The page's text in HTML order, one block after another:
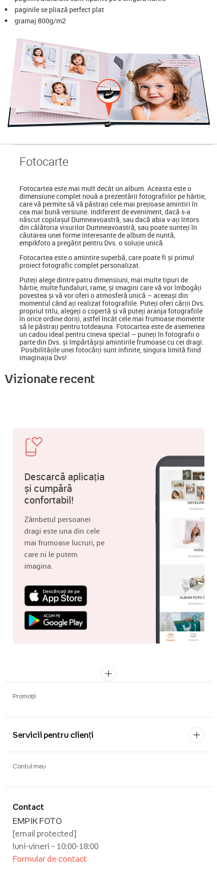
paginile se pliază perfect plat
gramaj 800g/m2
Fotocarte
Fotocartea este mai mult decât un album. Aceasta este o
dimensiune complet nouă a prezentării fotografiilor pe hârtie,
care vă permite să vă păstrați cele mai prețioase amintiri în
cea mai bună versiune. Indiferent de eveniment, dacă s-a
născut copilașul Dumneavoastră, sau dacă abia v-ați întors
din călătoria visurilor Dumneavoastră, sau poate sunteți în
căutarea unei forme interesante de album de nuntă,
empikfoto a pregătit pentru Dvs. o soluție unică.
Fotocartea este o amintire superbă, care poate fi și primul
proiect fotografic complet personalizat.
Puteți alege dintre patru dimensiuni, mai multe tipuri de
hârtie, multe fundaluri, rame, și imagini care vă vor îmbogăți
povestea și vă vor oferi o atmosferă unică – aceeași din
momentul când ați realizat fotografiile. Puteți oferi cărții Dvs.
propriul titlu, alegeți o copertă și vă puteți aranja fotografiile
în orice ordine doriți, astfel încât cele mai frumoase momente
să le păstrați pentru totdeauna. Fotocartea este de asemenea
un cadou ideal pentru cineva special – puneți în fotografii o
parte din Dvs. și împărtășiși amintirile frumoase cu cei dragi.
Posibilitățile unei fotocărți sunt infinite, singura limită fiind
imaginația Dvs!
Vizionate recent
Descarcă aplicația
și cumpără
confortabil!
Zâmbetul persoanei
dragi este una din cele
mai frumoase lucruri, pe
care ni le putem
imagina.
Promoții
Servicii pentru clienți
Contact
EMPIK FOTO
[email protected]
luni-vineri – 10:00-18:00
Formular de contact
Contul meu